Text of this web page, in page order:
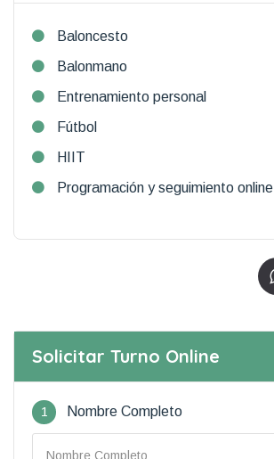
Baloncesto
Balonmano
Entrenamiento personal
Fútbol
HIIT
Programación y seguimiento online
Solicitar Turno Online
1 Nombre Completo